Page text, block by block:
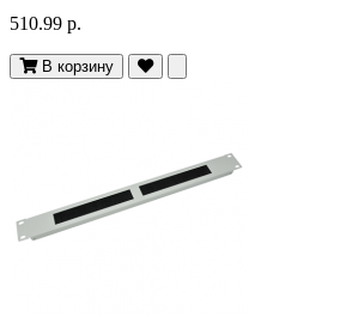
510.99 р.
В корзину